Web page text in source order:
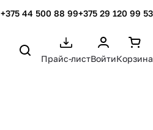
+375 44 500 88 99+375 29 120 99 53
Прайс-листВойтиКорзина